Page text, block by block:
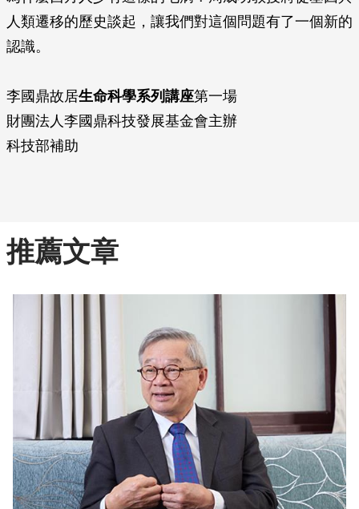
人類遷移的歷史談起，讓我們對這個問題有了一個新的
認識。
李國鼎故居生命科學系列講座第一場
財團法人李國鼎科技發展基金會主辦
科技部補助
推薦文章